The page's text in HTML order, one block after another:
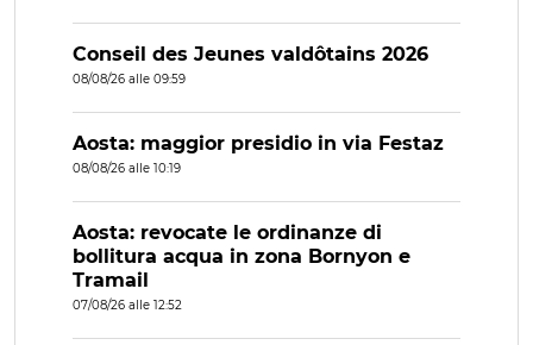
Conseil des Jeunes valdôtains 2026
08/08/26 alle 09:59
Aosta: maggior presidio in via Festaz
08/08/26 alle 10:19
Aosta: revocate le ordinanze di
bollitura acqua in zona Bornyon e
Tramail
07/08/26 alle 12:52